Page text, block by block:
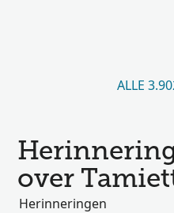
ALLE
over
Herinneringen